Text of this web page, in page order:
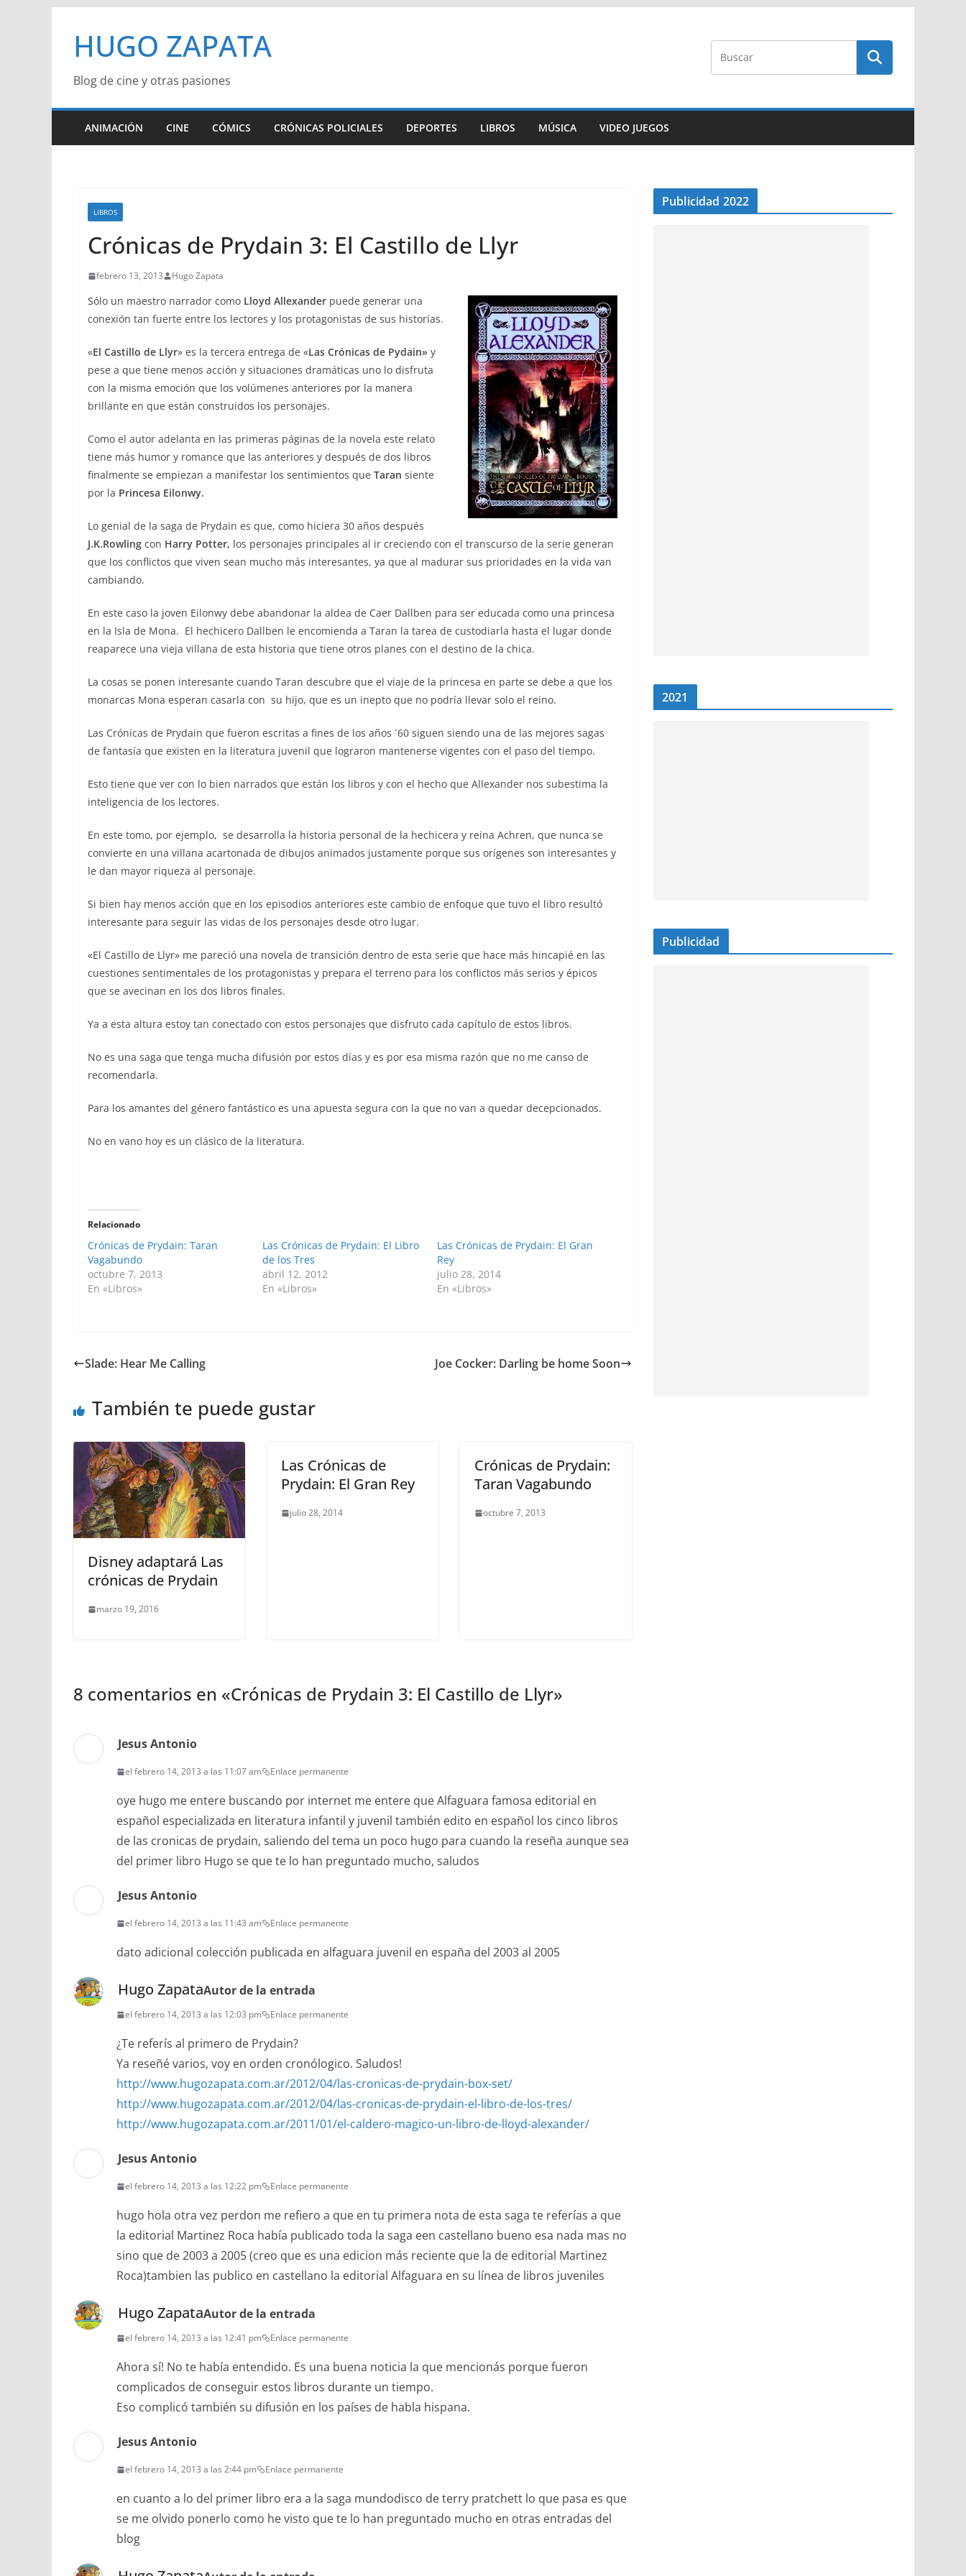
contenido
HUGO ZAPATA
Blog de cine y otras pasiones
ANIMACIÓN CINE CÓMICS CRÓNICAS POLICIALES DEPORTES LIBROS MÚSICA VIDEO JUEGOS
LIBROS
Crónicas de Prydain 3: El Castillo de Llyr
febrero 13, 2013 Hugo Zapata
Sólo un maestro narrador como Lloyd Allexander puede generar una
conexión tan fuerte entre los lectores y los protagonistas de sus historias.
«El Castillo de Llyr» es la tercera entrega de «Las Crónicas de Pydain» y
pese a que tiene menos acción y situaciones dramáticas uno lo disfruta
con la misma emoción que los volúmenes anteriores por la manera
brillante en que están construidos los personajes.
Como el autor adelanta en las primeras páginas de la novela este relato
tiene más humor y romance que las anteriores y después de dos libros
finalmente se empiezan a manifestar los sentimientos que Taran siente
por la Princesa Eilonwy.
Lo genial de la saga de Prydain es que, como hiciera 30 años después
J.K.Rowling con Harry Potter, los personajes principales al ir creciendo con el transcurso de la serie generan
que los conflictos que viven sean mucho más interesantes, ya que al madurar sus prioridades en la vida van
cambiando.
En este caso la joven Eilonwy debe abandonar la aldea de Caer Dallben para ser educada como una princesa
en la Isla de Mona. El hechicero Dallben le encomienda a Taran la tarea de custodiarla hasta el lugar donde
reaparece una vieja villana de esta historia que tiene otros planes con el destino de la chica.
La cosas se ponen interesante cuando Taran descubre que el viaje de la princesa en parte se debe a que los
monarcas Mona esperan casarla con su hijo, que es un inepto que no podría llevar solo el reino.
Las Crónicas de Prydain que fueron escritas a fines de los años ´60 siguen siendo una de las mejores sagas
de fantasía que existen en la literatura juvenil que lograron mantenerse vigentes con el paso del tiempo.
Esto tiene que ver con lo bien narrados que están los libros y con el hecho que Allexander nos subestima la
inteligencia de los lectores.
En este tomo, por ejemplo, se desarrolla la historia personal de la hechicera y reina Achren, que nunca se
convierte en una villana acartonada de dibujos animados justamente porque sus orígenes son interesantes y
le dan mayor riqueza al personaje.
Si bien hay menos acción que en los episodios anteriores este cambio de enfoque que tuvo el libro resultó
interesante para seguir las vidas de los personajes desde otro lugar.
«El Castillo de Llyr» me pareció una novela de transición dentro de esta serie que hace más hincapié en las
cuestiones sentimentales de los protagonistas y prepara el terreno para los conflictos más serios y épicos
que se avecinan en los dos libros finales.
Ya a esta altura estoy tan conectado con estos personajes que disfruto cada capítulo de estos libros.
No es una saga que tenga mucha difusión por estos días y es por esa misma razón que no me canso de
recomendarla.
Para los amantes del género fantástico es una apuesta segura con la que no van a quedar decepcionados.
No en vano hoy es un clásico de la literatura.
Relacionado
Crónicas de Prydain: Taran
Vagabundo
octubre 7, 2013
En «Libros»
Las Crónicas de Prydain: El Libro
de los Tres
abril 12, 2012
En «Libros»
Las Crónicas de Prydain: El Gran
Rey
julio 28, 2014
En «Libros»
Slade: Hear Me Calling Joe Cocker: Darling be home Soon
También te puede gustar
Disney adaptará Las
crónicas de Prydain
marzo 19, 2016
Las Crónicas de
Prydain: El Gran Rey
julio 28, 2014
Crónicas de Prydain:
Taran Vagabundo
octubre 7, 2013
8 comentarios en «Crónicas de Prydain 3: El Castillo de Llyr»
Jesus Antonio
el febrero 14, 2013 a las 11:07 am Enlace permanente
oye hugo me entere buscando por internet me entere que Alfaguara famosa editorial en
español especializada en literatura infantil y juvenil también edito en español los cinco libros
de las cronicas de prydain, saliendo del tema un poco hugo para cuando la reseña aunque sea
del primer libro Hugo se que te lo han preguntado mucho, saludos
Jesus Antonio
el febrero 14, 2013 a las 11:43 am Enlace permanente
dato adicional colección publicada en alfaguara juvenil en españa del 2003 al 2005
Hugo ZapataAutor de la entrada
el febrero 14, 2013 a las 12:03 pm Enlace permanente
¿Te referís al primero de Prydain?
Ya reseñé varios, voy en orden cronólogico. Saludos!
http://www.hugozapata.com.ar/2012/04/las-cronicas-de-prydain-box-set/
http://www.hugozapata.com.ar/2012/04/las-cronicas-de-prydain-el-libro-de-los-tres/
http://www.hugozapata.com.ar/2011/01/el-caldero-magico-un-libro-de-lloyd-alexander/
Jesus Antonio
el febrero 14, 2013 a las 12:22 pm Enlace permanente
hugo hola otra vez perdon me refiero a que en tu primera nota de esta saga te referías a que
la editorial Martinez Roca había publicado toda la saga een castellano bueno esa nada mas no
sino que de 2003 a 2005 (creo que es una edicion más reciente que la de editorial Martinez
Roca)tambien las publico en castellano la editorial Alfaguara en su línea de libros juveniles
Hugo ZapataAutor de la entrada
el febrero 14, 2013 a las 12:41 pm Enlace permanente
Ahora sí! No te había entendido. Es una buena noticia la que mencionás porque fueron
complicados de conseguir estos libros durante un tiempo.
Eso complicó también su difusión en los países de habla hispana.
Jesus Antonio
el febrero 14, 2013 a las 2:44 pm Enlace permanente
en cuanto a lo del primer libro era a la saga mundodisco de terry pratchett lo que pasa es que
se me olvido ponerlo como he visto que te lo han preguntado mucho en otras entradas del
blog
Publicidad 2022
2021
Publicidad